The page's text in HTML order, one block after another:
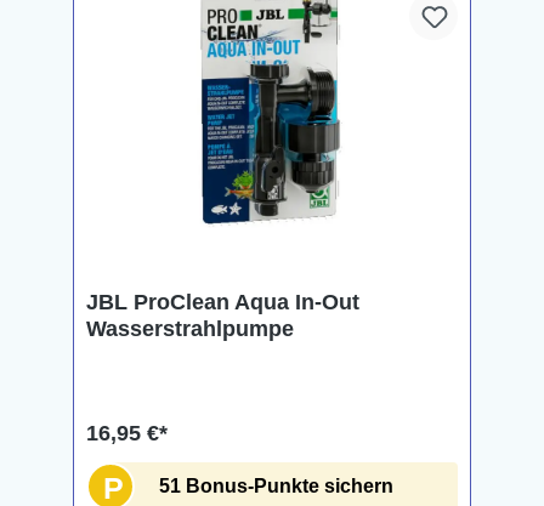
JBL ProClean Aqua In-Out
Wasserstrahlpumpe
16,95 €*
P 51 Bonus-Punkte sichern